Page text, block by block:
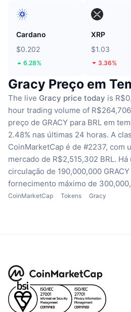
Cardano
$0.202
6.28%
XRP
$1.03
3.36%
Gracy Preço em
The live Gracy price today is
hour trading volume of R$264,706
preço de GRACY para BRL em
2.48% nas últimas 24 horas. A
CoinMarketCap é de #2237, com
mercado de R$2,515,302 BRL. Há
circulação de 190,000,000
fornecimento máximo de
CoinMarketCap Tokens Gracy